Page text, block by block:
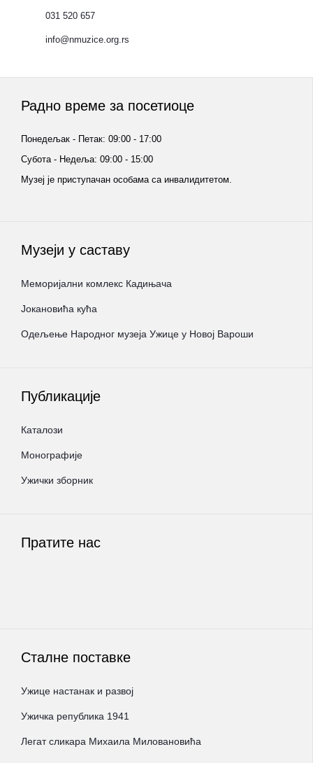
031 520 657
info@nmuzice.org.rs
Радно време за посетиоце
Понедељак - Петак: 09:00 - 17:00
Субота - Недеља: 09:00 - 15:00
Музеј је приступачан особама са инвалидитетом.
Музеји у саставу
Меморијални комлекс Кадињача
Јокановића кућа
Oдељење Народног музеја Ужице у Новој Вароши
Публикације
Каталози
Монографије
Ужички зборник
Пратите нас
Сталне поставке
Ужице настанак и развој
Ужичка република 1941
Легат сликара Михаила Миловановића